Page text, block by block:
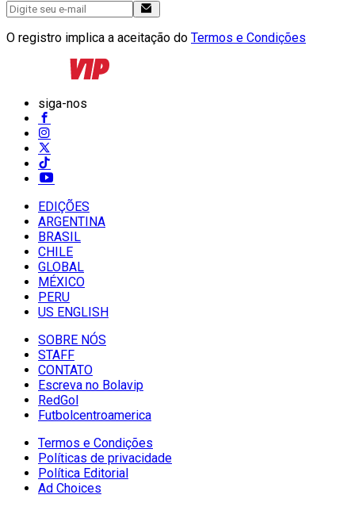
O registro implica a aceitação do Termos e Condições
siga-nos
EDIÇÕES
ARGENTINA
BRASIL
CHILE
GLOBAL
MÉXICO
PERU
US ENGLISH
SOBRE NÓS
STAFF
CONTATO
Escreva no Bolavip
RedGol
Futbolcentroamerica
Termos e Condições
Políticas de privacidade
Política Editorial
Ad Choices